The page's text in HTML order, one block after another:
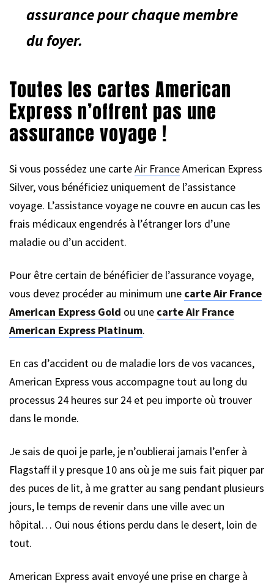
assurance pour chaque membre
du foyer.
Toutes les cartes American
Express n’offrent pas une
assurance voyage !
Si vous possédez une carteAir FranceAmerican Express
Silver, vous bénéficiez uniquement de l’assistance
voyage. L’assistance voyage ne couvre en aucun cas les
frais médicaux engendrés à l’étranger lors d’une
maladie ou d’un accident.
Pour être certain de bénéficier de l’assurance voyage,
vous devez procéder au minimum une carte Air France
American Express Gold ou une carte Air France
American Express Platinum.
En cas d’accident ou de maladie lors de vos vacances,
American Express vous accompagne tout au long du
processus 24 heures sur 24 et peu importe où trouver
dans le monde.
Je sais de quoi je parle, je n’oublierai jamais l’enfer à
Flagstaff il y presque 10 ans où je me suis fait piquer par
des puces de lit, à me gratter au sang pendant plusieurs
jours, le temps de revenir dans une ville avec un
hôpital… Oui nous étions perdu dans le desert, loin de
tout.
American Express avait envoyé une prise en charge à